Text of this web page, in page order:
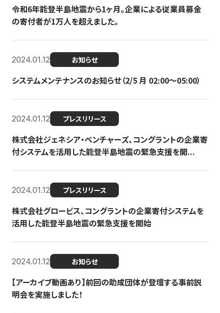
令和6年能登半島地震から1ヶ月。企業による従業員募金
の寄付者が1万人を超えました。
2024.01.12 お知らせ
システムメンテナンスのお知らせ（2/5 月 02:00〜05:00）
2024.01.12 プレスリリース
株式会社ジェネシア・ベンチャーズ、コングラントの企業寄
付システムを活用した能登半島地震の緊急支援を開...
2024.01.12 プレスリリース
株式会社グロービス、コングラントの企業寄付システムを
活用した能登半島地震の緊急支援を開始
2024.01.12 お知らせ
【アーカイブ動画あり】前回の助成団体が登壇する事前説
明会を実施しました！